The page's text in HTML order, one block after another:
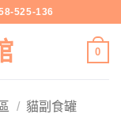
525-136
0
/ 貓副食罐